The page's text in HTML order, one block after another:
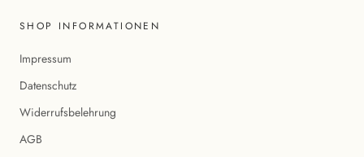
SHOP INFORMATIONEN
Impressum
Datenschutz
Widerrufsbelehrung
AGB